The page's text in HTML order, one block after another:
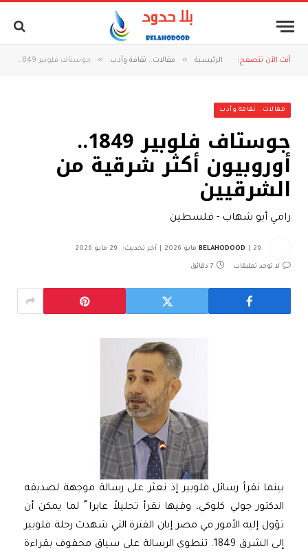
أنت الآن تتصفح: الرئيسية » مقالات.. ثقافة وأدب » جوستاف فلوبير 1849.. أوروبيون أكثر شرقية من الشرقيين
مقالات.. ثقافة وأدب
جوستاف فلوبير 1849..
أوروبيون أكثر شرقية من
الشرقيين
رامي أبو شهاب - فلسطين
BELAHODOOD 29 مايو 2026 آخر تحديث: 29 مايو 2026
لا توجد تعليقات 7 دقائق
بينما نقرأ رسائل فلوبير إذ نعثر على رسالة موجهة لصديقه
الدكتور جولي كلوكي، وفيها نقرأ تحليلاً عابرا ً لما يمكن أن
تؤول إليه الأمور في مصر إبان الفترة التي شهدت رحلة فلوبير
إلى الشرق 1849. تنطوي الرسالة على سياق محفوف بقراءة